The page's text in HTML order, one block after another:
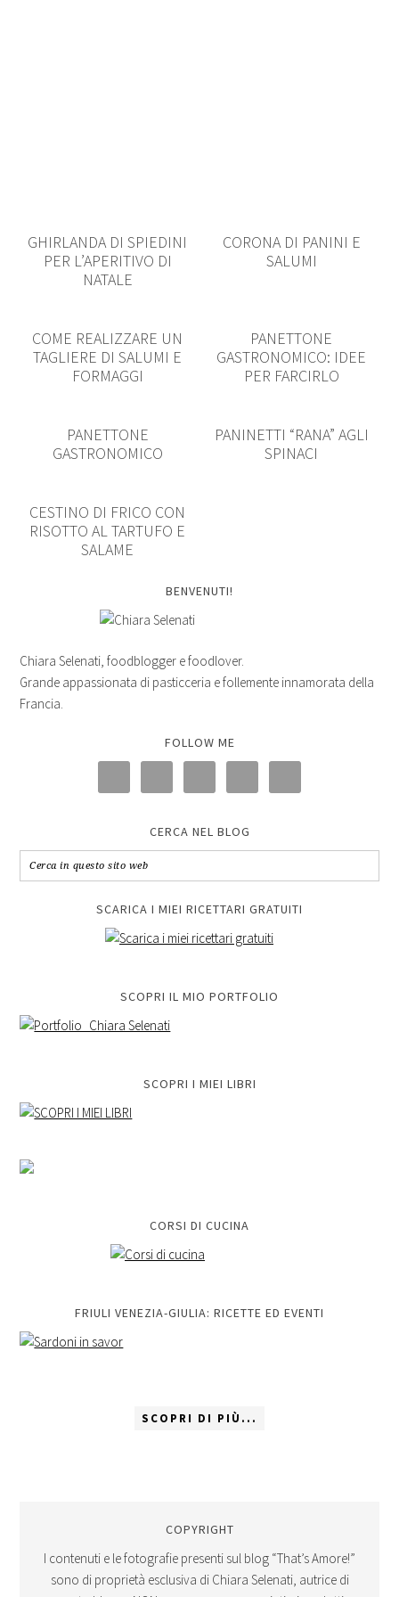
GHIRLANDA DI SPIEDINI
PER L’APERITIVO DI
NATALE
CORONA DI PANINI E
SALUMI
COME REALIZZARE UN
TAGLIERE DI SALUMI E
FORMAGGI
PANETTONE
GASTRONOMICO: IDEE
PER FARCIRLO
PANETTONE
GASTRONOMICO
PANINETTI “RANA” AGLI
SPINACI
CESTINO DI FRICO CON
RISOTTO AL TARTUFO E
SALAME
BENVENUTI!
Chiara Selenati, foodblogger e foodlover.
Grande appassionata di pasticceria e follemente innamorata della
Francia.
FOLLOW ME
CERCA NEL BLOG
SCARICA I MIEI RICETTARI GRATUITI
SCOPRI IL MIO PORTFOLIO
SCOPRI I MIEI LIBRI
CORSI DI CUCINA
FRIULI VENEZIA-GIULIA: RICETTE ED EVENTI
SCOPRI DI PIÙ...
COPYRIGHT
I contenuti e le fotografie presenti sul blog “That’s Amore!”
sono di proprietà esclusiva di Chiara Selenati, autrice di